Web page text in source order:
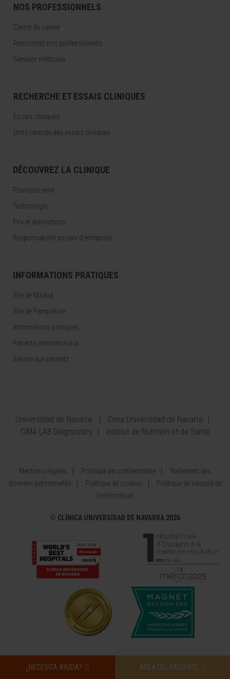
¿NECESITA AYUDA? ÁREA DEL PACIENTE
NOS PROFESSIONNELS
Centre du cancer
Rencontrez nos professionnels
Services médicaux
RECHERCHE ET ESSAIS CLINIQUES
Essais cliniques
Unité centrale des essais cliniques
DÉCOUVREZ LA CLINIQUE
Pourquoi venir
Technologie
Prix et distinctions
Responsabilité sociale d'entreprise
INFORMATIONS PRATIQUES
Site de Madrid
Site de Pampelune
Informations pratiques
Patients internationaux
Service aux patients
Universidad de Navarra
Cima Universidad de Navarra
CIMA LAB Diagnostics
Institut de Nutrition et de Santé
Mentions légales Politique de confidentialité
Traitement des
données personnelles
Politique de cookies
Politique de sécurité de
l’information
© CLÍNICA UNIVERSIDAD DE NAVARRA 2026